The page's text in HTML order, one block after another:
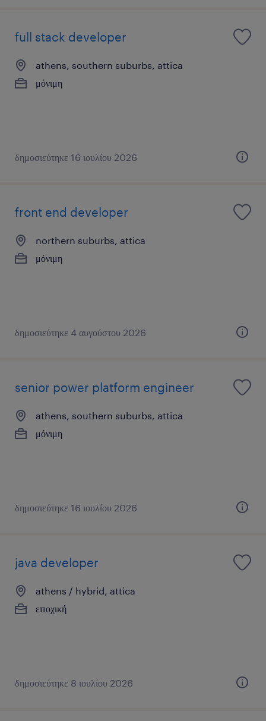
full stack developer
athens, southern suburbs, attica
μόνιμη
δημοσιεύτηκε 16 ιουλίου 2026
front end developer
northern suburbs, attica
μόνιμη
δημοσιεύτηκε 4 αυγούστου 2026
senior power platform engineer
athens, southern suburbs, attica
μόνιμη
δημοσιεύτηκε 16 ιουλίου 2026
java developer
athens / hybrid, attica
εποχική
δημοσιεύτηκε 8 ιουλίου 2026